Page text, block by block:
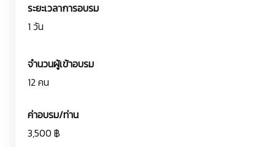
ระยะเวลาการอบรม
1 วัน
จำนวนผู้เข้าอบรม
12 คน
ค่าอบรม/ท่าน
3,500 ฿